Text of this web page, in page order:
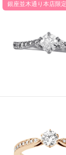
銀座並木通り本店限定